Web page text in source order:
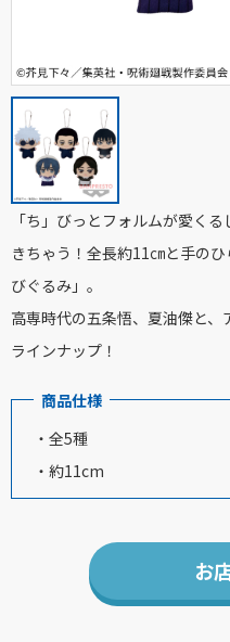
「ち」びっとフォルムが愛く
きちゃう！全長約11㎝と手の
びぐるみ」。
高専時代の五条悟、夏油傑と
ラインナップ！
商品仕様
・全5種
・約11cm
お